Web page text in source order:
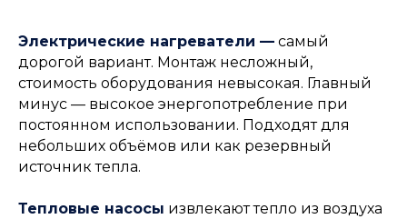
Электрические нагреватели — самый
дорогой вариант. Монтаж несложный,
стоимость оборудования невысокая. Главный
минус — высокое энергопотребление при
постоянном использовании. Подходят для
небольших объёмов или как резервный
источник тепла.
Тепловые насосы извлекают тепло из воздуха